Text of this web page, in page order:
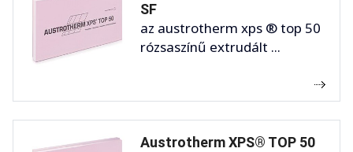
SF
az austrotherm xps ® top 50
rózsaszínű extrudált ...
Austrotherm XPS® TOP 50